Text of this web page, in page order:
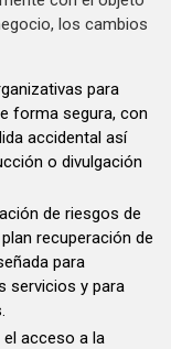
los cambios
para
forma segura, con
accidental así
o divulgación
de riesgos de
recuperación de
para
servicios y para
acceso a la